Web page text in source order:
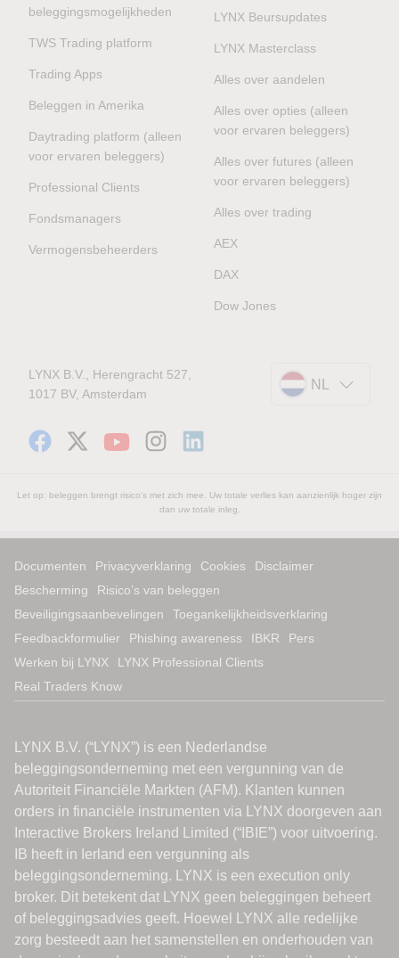
beleggingsmogelijkheden
TWS Trading platform
Trading Apps
Beleggen in Amerika
Daytrading platform (alleen
voor ervaren beleggers)
Professional Clients
Fondsmanagers
Vermogensbeheerders
LYNX Beursupdates
LYNX Masterclass
Alles over aandelen
Alles over opties (alleen
voor ervaren beleggers)
Alles over futures (alleen
voor ervaren beleggers)
Alles over trading
AEX
DAX
Dow Jones
LYNX B.V., Herengracht 527,
1017 BV, Amsterdam
NL
Let op: beleggen brengt risico's met zich mee. Uw totale verlies kan aanzienlijk hoger zijn
dan uw totale inleg.
Documenten Privacyverklaring Cookies
Disclaimer
Bescherming
Risico’s van beleggen
Beveiligingsaanbevelingen
Toegankelijkheidsverklaring
Feedbackformulier
Phishing awareness IBKR
Pers
Werken bij LYNX
LYNX Professional Clients
Real Traders Know